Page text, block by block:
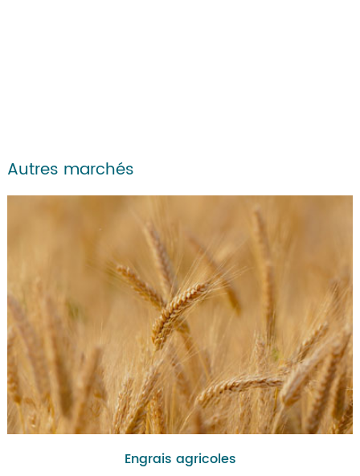
Autres marchés
Engrais agricoles